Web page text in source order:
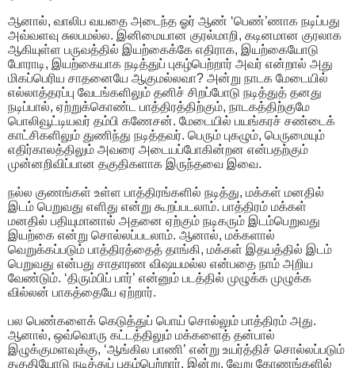
ஆனால், வாலிப வயதை அடைந்த ஓர் ஆண் ‘பெண்’ணாக நடிப்பது
அவ்வளவு சுலபமல்ல. இனிமையான குரல்மாறி, கடினமான குரலாக
ஆகியுள்ள பருவத்தில் இயற்கைக்கே எதிராக, இயற்கையோடு
போராடி, இயற்கையாக நடித்துப் புகழ்பெற்றார் அவர் என்றால் அது
மிகப்பெரிய சாதனையே ஆகுமல்லவா? அன்று நாடக மேடையில்
எல்லாத்தரப்பு வேடங்களிலும் தனிச் சிறப்போடு நடித்துத் தனது
நடிப்பால், ஏற்றுக்கொண்ட பாத்திரத்திற்கும், நாடகத்திற்குமே
பொலிவூட்டியவர் தம்பி கணேசன். மேடையில் பயங்கரச் சண்டைக்
காட்சிகளிலும் துணிந்து நடித்தவர். பெரும் புகழும், பெருமையும்
எதிர்காலத்திலும் அவரை அடையப்போகின்றன என்பதற்கும்
முன்னறிவிப்பான தகுதிகளாக இருந்தவை இவை.
நல்ல குணங்கள் உள்ள பாத்திரங்களில் நடித்து, மக்கள் மனதில்
இடம் பெறுவது எளிது என்று கூறப்படலாம். பாத்திரம் மக்கள்
மனதில் பதியுமானால் அதனை ஏற்கும் நடிகரும் இடம்பெறுவது
இயற்கை என்று சொல்லப்படலாம். ஆனால், மக்களால்
வெறுக்கப்படும் பாத்திரத்தைத் தாங்கி, மக்கள் இதயத்தில் இடம்
பெறுவது என்பது சாதாரண விஷயமல்ல என்பதை நாம் அறிய
வேண்டும். ‘திரும்பிப் பார்’ என்னும் படத்தில் முழுக்க முழுக்க
வில்லன் பாகத்தையே ஏற்றார்.
பல பெண்களைக் கெடுத்துப் பொய் சொல்லும் பாத்திரம் அது.
ஆனால், ஒவ்வொரு கட்டத்திலும் மக்களைத் தன்பால்
இழுக்குமளவுக்கு, ‘ஆங்கில பாணி’ என்று உயர்த்திச் சொல்லப்படும்
தகுதியோடு நடித்துப் புகழ்பெற்றார். இன்று, வேறு கோணங்களில்